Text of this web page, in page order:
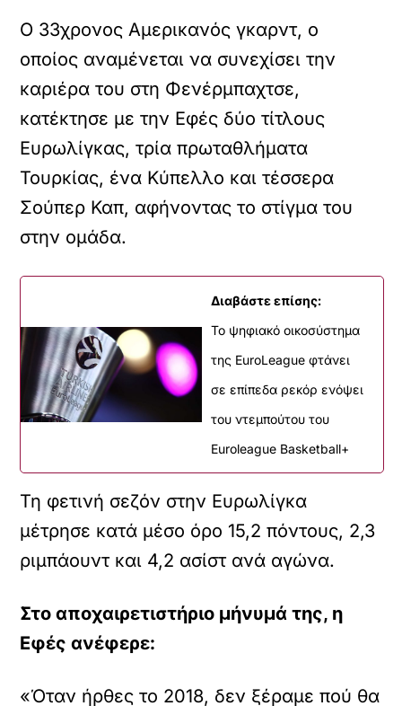
Ο 33χρονος Αμερικανός γκαρντ, ο
οποίος αναμένεται να συνεχίσει την
καριέρα του στη Φενέρμπαχτσε,
κατέκτησε με την Εφές δύο τίτλους
Ευρωλίγκας, τρία πρωταθλήματα
Τουρκίας, ένα Κύπελλο και τέσσερα
Σούπερ Καπ, αφήνοντας το στίγμα του
στην ομάδα.
Διαβάστε επίσης:
Το ψηφιακό οικοσύστημα
της EuroLeague φτάνει
σε επίπεδα ρεκόρ ενόψει
του ντεμπούτου του
Euroleague Basketball+
Τη φετινή σεζόν στην Ευρωλίγκα
μέτρησε κατά μέσο όρο 15,2 πόντους, 2,3
ριμπάουντ και 4,2 ασίστ ανά αγώνα.
Στο αποχαιρετιστήριο μήνυμά της, η
Εφές ανέφερε:
«Όταν ήρθες το 2018, δεν ξέραμε πού θα